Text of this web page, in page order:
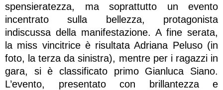
spensieratezza, ma soprattutto un evento
incentrato sulla bellezza, protagonista
indiscussa della manifestazione. A fine serata,
la miss vincitrice è risultata Adriana Peluso (in
foto, la terza da sinistra), mentre per i ragazzi in
gara, si è classificato primo Gianluca Siano.
L’evento, presentato con brillantezza e